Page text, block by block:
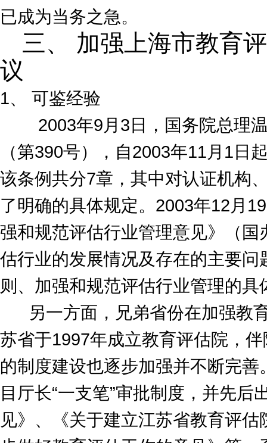
已成为当务之急。
三、 加强上海市教育
议
1、 可鉴经验
2003年9月3日，国务院总理温
（第390号），自2003年11月1日
该条例共分7章，其中对认证机构
了明确的具体规定。2003年12月
强和规范评估行业管理意见》（
估行业的发展情况及存在的主要
则、加强和规范评估行业管理的
另一方面，兄弟省份在加强教
苏省于1997年成立教育评估院，
的制度建设也逐步加强并不断完
目厅长“一支笔”审批制度，并先
见》、《关于建立江苏省教育评